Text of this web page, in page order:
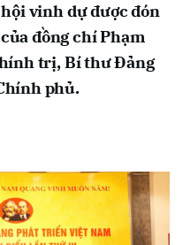
vinh dự được đón
đồng chí Phạm
trị, Bí thư Đảng
phủ.